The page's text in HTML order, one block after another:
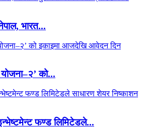
भारत...
को...
फण्ड लिमिटेडले...